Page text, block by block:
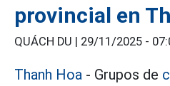
provincial en
QUÁCH DU | 29/11/2025 -
Thanh Hoa - Grupos de